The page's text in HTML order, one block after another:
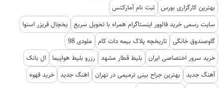
بهترین کارگزاری بورس ثبت نام آمارکتس
سایت رسمی خرید فالوور اینستاگرام همراه با تحویل سریع یخچال فریزر اسنوا
گاوصندوق خانگی تاریخچه پلاک بیمه دات کام
ملودی 98
خرید سرور اختصاصی ایران
بلیط قطار مشهد رزرو بلیط هواپیما
ال بانک
آهنگ جدید
بهترین جراح بینی ترمیمی در تهران اهنگ جدید خرید قهوه